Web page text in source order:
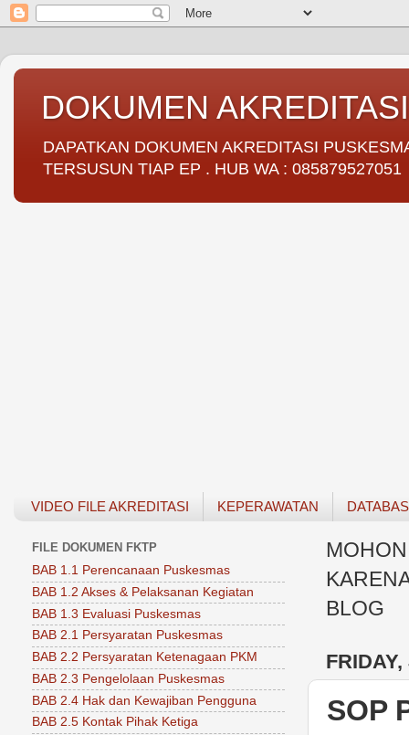
DOKUMEN
DAPATKAN DOKUMEN AKREDITASI
TERSUSUN TIAP EP . HUB WA : 085879527051
VIDEO FILE AKREDITASI KEPERAWATAN
BLOG
SOP
FILE DOKUMEN FKTP
BAB 1.1 Perencanaan Puskesmas
BAB 1.2 Akses & Pelaksanan Kegiatan
BAB 1.3 Evaluasi Puskesmas
BAB 2.1 Persyaratan Puskesmas
BAB 2.2 Persyaratan Ketenagaan PKM
BAB 2.3 Pengelolaan Puskesmas
BAB 2.4 Hak dan Kewajiban Pengguna
BAB 2.5 Kontak Pihak Ketiga